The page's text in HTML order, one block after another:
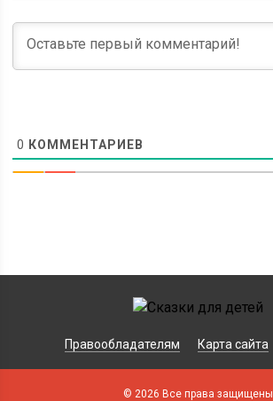
0 КОММЕНТАРИЕВ
Правообладателям Карта сайта
© 2026 Все права защищены